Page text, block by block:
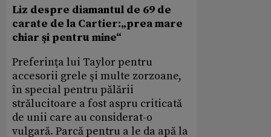
Liz despre diamantul de 69 de
carate de la Cartier:„prea mare
chiar şi pentru mine“
Preferinţa lui Taylor pentru
accesorii grele şi multe zorzoane,
în special pentru pălării
strălucitoare a fost aspru criticată
de unii care au considerat-o
vulgară. Parcă pentru a le da apă la